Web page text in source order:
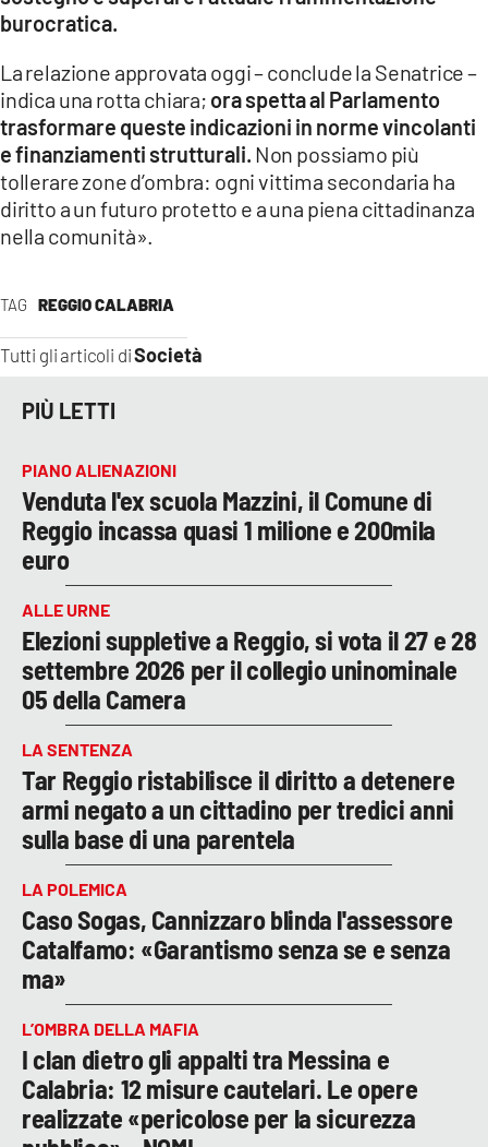
TAG REGGIO CALABRIA
Tutti gli articoli diSocietà
burocratica.
La relazione approvata oggi – conclude la Senatrice –
indica una rotta chiara; ora spetta al Parlamento
trasformare queste indicazioni in norme vincolanti
e finanziamenti strutturali. Non possiamo più
tollerare zone d’ombra: ogni vittima secondaria ha
diritto a un futuro protetto e a una piena cittadinanza
nella comunità».
PIÙ LETTI
PIANO ALIENAZIONI
Venduta l'ex scuola Mazzini, il Comune di
Reggio incassa quasi 1 milione e 200mila
euro
ALLE URNE
Elezioni suppletive a Reggio, si vota il 27 e 28
settembre 2026 per il collegio uninominale
05 della Camera
LA SENTENZA
Tar Reggio ristabilisce il diritto a detenere
armi negato a un cittadino per tredici anni
sulla base di una parentela
LA POLEMICA
Caso Sogas, Cannizzaro blinda l'assessore
Catalfamo: «Garantismo senza se e senza
ma»
L’OMBRA DELLA MAFIA
I clan dietro gli appalti tra Messina e
Calabria: 12 misure cautelari. Le opere
realizzate «pericolose per la sicurezza